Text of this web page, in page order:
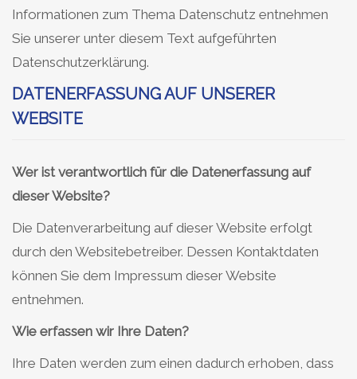
Informationen zum Thema Datenschutz entnehmen
Sie unserer unter diesem Text aufgeführten
Datenschutzerklärung.
DATENERFASSUNG AUF UNSERER
WEBSITE
Wer ist verantwortlich für die Datenerfassung auf
dieser Website?
Die Datenverarbeitung auf dieser Website erfolgt
durch den Websitebetreiber. Dessen Kontaktdaten
können Sie dem Impressum dieser Website
entnehmen.
Wie erfassen wir Ihre Daten?
Ihre Daten werden zum einen dadurch erhoben, dass